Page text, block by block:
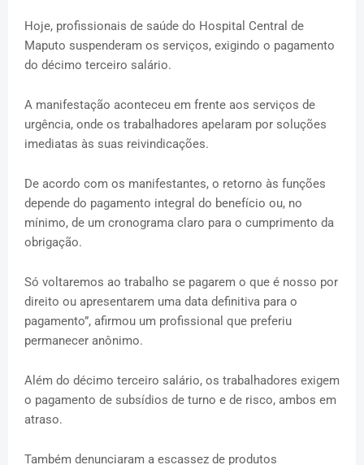
Hoje, profissionais de saúde do Hospital Central de
Maputo suspenderam os serviços, exigindo o pagamento
do décimo terceiro salário.
A manifestação aconteceu em frente aos serviços de
urgência, onde os trabalhadores apelaram por soluções
imediatas às suas reivindicações.
De acordo com os manifestantes, o retorno às funções
depende do pagamento integral do benefício ou, no
mínimo, de um cronograma claro para o cumprimento da
obrigação.
Só voltaremos ao trabalho se pagarem o que é nosso por
direito ou apresentarem uma data definitiva para o
pagamento”, afirmou um profissional que preferiu
permanecer anônimo.
Além do décimo terceiro salário, os trabalhadores exigem
o pagamento de subsídios de turno e de risco, ambos em
atraso.
Também denunciaram a escassez de produtos